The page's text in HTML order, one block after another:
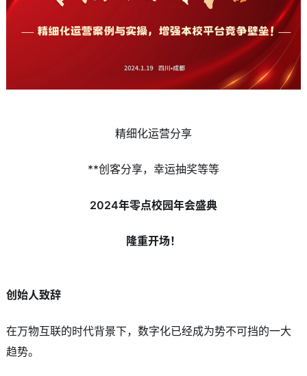
精细化运营分享
**创客分享，幸运抽奖等等
2024年零点校园年会盛典
隆重开场！
创始人致辞
在万物互联的时代背景下，数字化已经成为势不可挡的一大
趋势。